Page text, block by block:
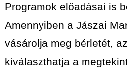
Programok előadásai is
Amennyiben a Jászai
vásárolja meg bérletét,
kiválaszthatja a